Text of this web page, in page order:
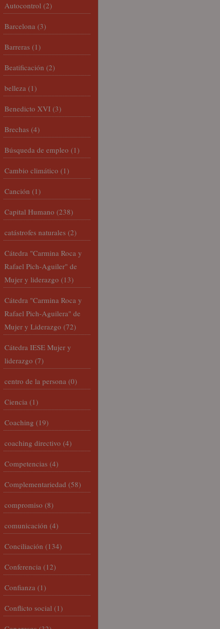
Autocontrol (2)
Barcelona (3)
Barreras (1)
Beatificación (2)
belleza (1)
Benedicto XVI (3)
Brechas (4)
Búsqueda de empleo (1)
Cambio climático (1)
Canción (1)
Capital Humano (238)
catástrofes naturales (2)
Cátedra "Carmina Roca y
Rafael Pich-Aguiler" de
Mujer y liderazgo (13)
Cátedra "Carmina Roca y
Rafael Pich-Aguilera" de
Mujer y Liderazgo (72)
Cátedra IESE Mujer y
liderazgo (7)
centro de la persona (0)
Ciencia (1)
Coaching (19)
coaching directivo (4)
Competencias (4)
Complementariedad (58)
compromiso (8)
comunicación (4)
Conciliación (134)
Conferencia (12)
Confianza (1)
Conflicto social (1)